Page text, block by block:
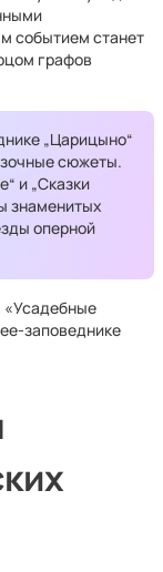
событием станет
графов
„Царицыно“
сюжеты.
и „Сказки
знаменитых
оперной
«Усадебные
заповеднике